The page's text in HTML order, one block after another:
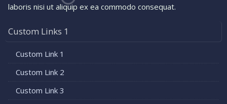
laboris nisi ut aliquip ex ea commodo consequat.
Custom Links 1
Custom Link 1
Custom Link 2
Custom Link 3